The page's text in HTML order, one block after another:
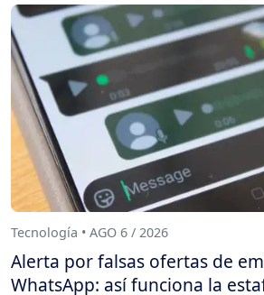
Tecnología • AGO 6 / 2026
Alerta por falsas ofertas de
WhatsApp: así funciona la